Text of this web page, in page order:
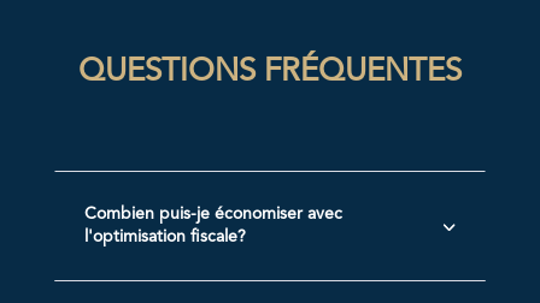
QUESTIONS FRÉQUENTES
3
Combien puis-je économiser avec
l'optimisation fiscale?